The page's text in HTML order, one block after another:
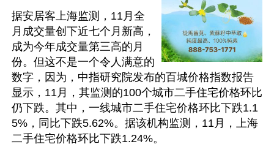
据安居客上海监测，11月全
月成交量创下近七个月新高，
成为今年成交量第三高的月
份。但这不是一个令人满意的
数字，因为，中指研究院发布的百城价格指数报告
显示，11月，其监测的100个城市二手住宅价格环比
仍下跌。其中，一线城市二手住宅价格环比下跌1.1
5%，同比下跌5.62%。据该机构监测，11月，上海
二手住宅价格环比下跌1.24%。